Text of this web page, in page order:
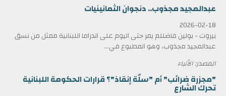
عبدالمجيد مجذوب.. دنجوان الثمانينيات
2026-02-18
بيروت - بولين فاضللم يمر حتى اليوم على الدراما اللبنانية ممثل من نسق
عبدالمجيد مجذوب، وهو المطبوع في...
المصدر: الأنباء
"مجزرة ضرائب" أم "سلّة إنقاذ"؟ قرارات الحكومة اللبنانية
تحرك الشارع